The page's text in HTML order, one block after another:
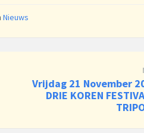
Nieuws
Vrijdag 21 November
DRIE KOREN